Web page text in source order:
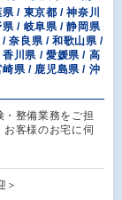
/ 東京都 / 神奈川
/ 岐阜県 / 静岡県
奈良県 / 和歌山県 /
川県 / 愛媛県 / 高
県 / 鹿児島県 / 沖
・整備業務をご担
お客様のお宅に伺
＞